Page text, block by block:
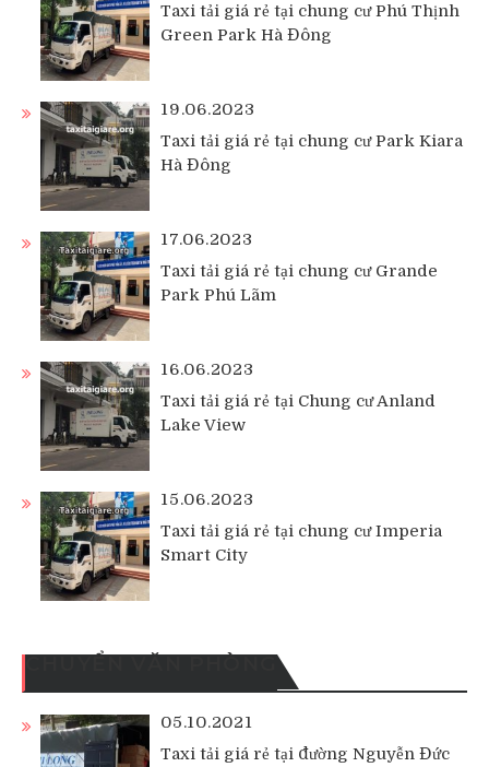
Taxi tải giá rẻ tại chung cư Phú Thịnh
Green Park Hà Đông
19.06.2023
Taxi tải giá rẻ tại chung cư Park Kiara
Hà Đông
17.06.2023
Taxi tải giá rẻ tại chung cư Grande
Park Phú Lãm
16.06.2023
Taxi tải giá rẻ tại Chung cư Anland
Lake View
15.06.2023
Taxi tải giá rẻ tại chung cư Imperia
Smart City
05.10.2021
Taxi tải giá rẻ tại đường Nguyễn Đức